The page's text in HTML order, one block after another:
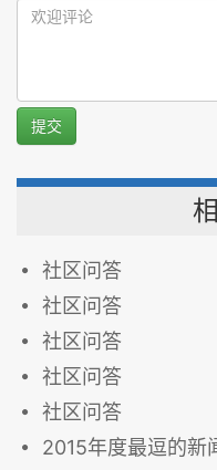
提交
社区问答
社区问答
社区问答
社区问答
社区问答
2015年度最逗的新